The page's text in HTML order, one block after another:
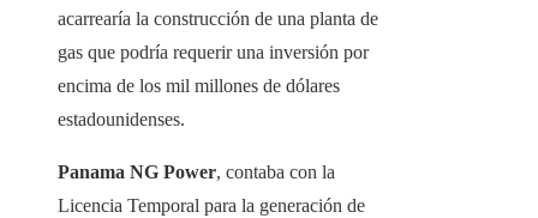
acarrearía la construcción de una planta de
gas que podría requerir una inversión por
encima de los mil millones de dólares
estadounidenses.
Panama NG Power, contaba con la
Licencia Temporal para la generación de